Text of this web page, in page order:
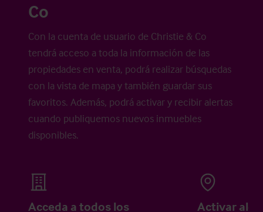
Co
Con la cuenta de usuario de Christie & Co
tendrá acceso a toda la información de las
propiedades en venta, podrá realizar búsquedas
con la vista de mapa y también guardar sus
favoritos. Además, podrá activar y recibir alertas
cuando publiquemos nuevos inmuebles
disponibles.
Acceda a todos los Activar